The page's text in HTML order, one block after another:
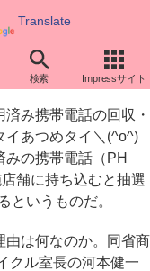
Translate
検索 Impressサイト
み携帯電話の回収・
イあつめタイ＼(^o^)
みの携帯電話（PH
舗に持ち込むと抽選
というものだ。
は何なのか。同省商
クル室長の河本健一